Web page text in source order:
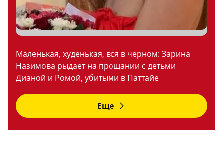
Маленькая, худенькая, вся в черном: Зарина
Назимова рыдает на прощании с детьми
Дианой и Ромой, убитыми в Паттайе
Еще